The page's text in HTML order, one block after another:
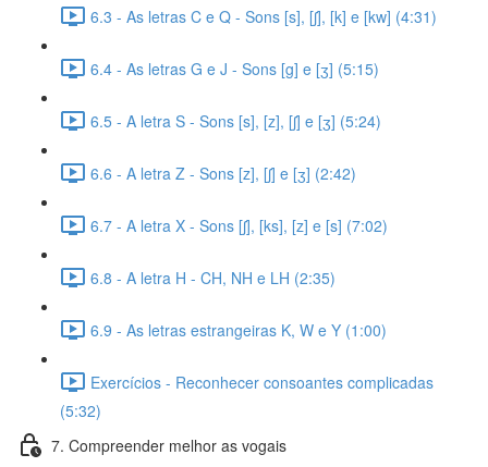
6.3 - As letras C e Q - Sons [s], [ʃ], [k] e [kw] (4:31)
6.4 - As letras G e J - Sons [g] e [ʒ] (5:15)
6.5 - A letra S - Sons [s], [z], [ʃ] e [ʒ] (5:24)
6.6 - A letra Z - Sons [z], [ʃ] e [ʒ] (2:42)
6.7 - A letra X - Sons [ʃ], [ks], [z] e [s] (7:02)
6.8 - A letra H - CH, NH e LH (2:35)
6.9 - As letras estrangeiras K, W e Y (1:00)
Exercícios - Reconhecer consoantes complicadas
(5:32)
7. Compreender melhor as vogais